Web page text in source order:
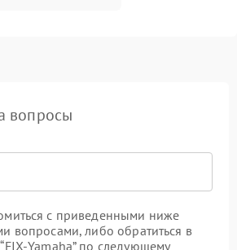
вопросы
с приведенными ниже
вопросами, либо обратиться в
Yamaha” по следующему